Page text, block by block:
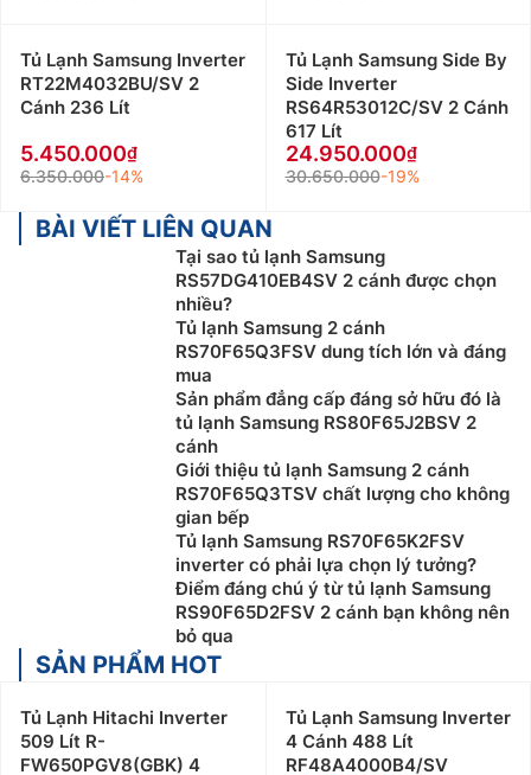
Tủ Lạnh Samsung Inverter
RT22M4032BU/SV 2
Cánh 236 Lít
5.450.000
6.350.000-14%
Tủ Lạnh Samsung Side By
Side Inverter
RS64R53012C/SV 2 Cánh
617 Lít
24.950.000
30.650.000-19%
BÀI VIẾT LIÊN QUAN
Tại sao tủ lạnh Samsung
RS57DG410EB4SV 2 cánh được chọn
nhiều?
Tủ lạnh Samsung 2 cánh
RS70F65Q3FSV dung tích lớn và đáng
mua
Sản phẩm đẳng cấp đáng sở hữu đó là
tủ lạnh Samsung RS80F65J2BSV 2
cánh
Giới thiệu tủ lạnh Samsung 2 cánh
RS70F65Q3TSV chất lượng cho không
gian bếp
Tủ lạnh Samsung RS70F65K2FSV
inverter có phải lựa chọn lý tưởng?
Điểm đáng chú ý từ tủ lạnh Samsung
RS90F65D2FSV 2 cánh bạn không nên
bỏ qua
SẢN PHẨM HOT
Tủ Lạnh Hitachi Inverter
509 Lít R-
FW650PGV8(GBK) 4
Tủ Lạnh Samsung Inverter
4 Cánh 488 Lít
RF48A4000B4/SV